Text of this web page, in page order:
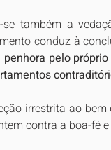
também a
conduz à
pelo
irrestrita ao
contra a boa-fé